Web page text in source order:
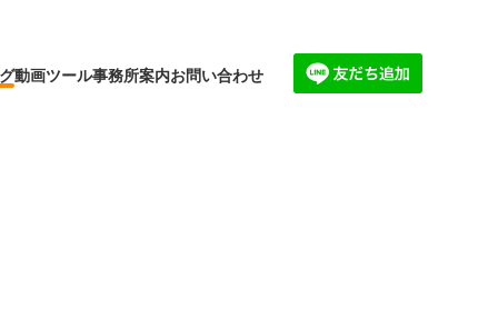
動画ツール事務所案内お問い合わせ